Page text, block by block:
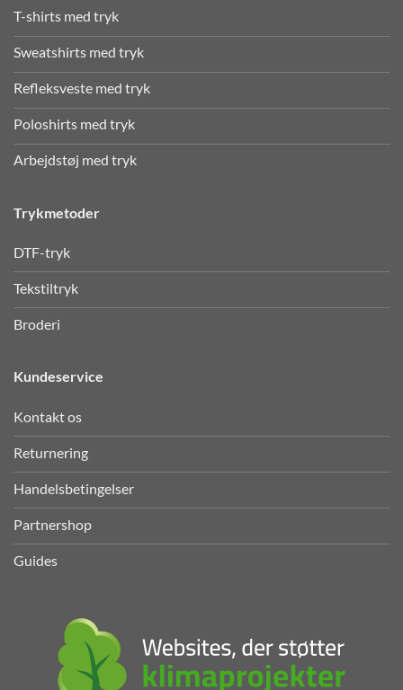
T-shirts med tryk
Sweatshirts med tryk
Refleksveste med tryk
Poloshirts med tryk
Arbejdstøj med tryk
Trykmetoder
DTF-tryk
Tekstiltryk
Broderi
Kundeservice
Kontakt os
Returnering
Handelsbetingelser
Partnershop
Guides